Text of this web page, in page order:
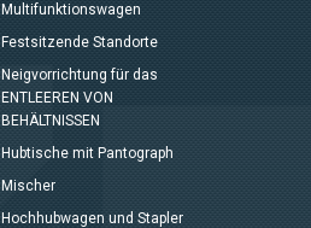
Multifunktionswagen
Festsitzende Standorte
Neigvorrichtung für das
ENTLEEREN VON
BEHÄLTNISSEN
Hubtische mit Pantograph
Mischer
Hochhubwagen und Stapler